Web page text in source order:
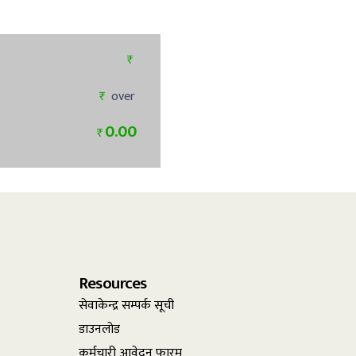
₨
₨ over
₨0.00
Resources
सेवाकेन्द्र सम्पर्क सूची
डाउनलोड